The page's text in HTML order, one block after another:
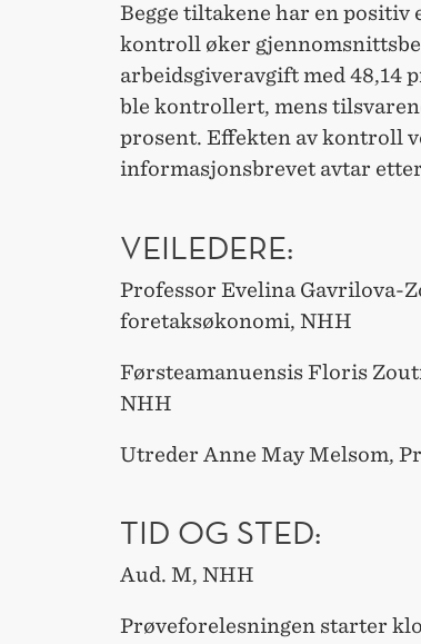
Begge tiltakene har en positiv
kontroll øker
arbeidsgiveravgift med 48,14
ble kontrollert, mens
prosent. Effekten av kontroll
informasjonsbrevet avtar
VEILEDERE:
Professor Evelina Gavrilova-
foretaksøkonomi, NHH
Førsteamanuensis Floris
NHH
Utreder Anne May Melsom,
TID OG STED:
Aud. M, NHH
Prøveforelesningen starter